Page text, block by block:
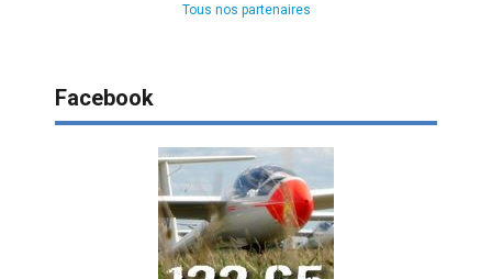
Tous nos partenaires
Facebook